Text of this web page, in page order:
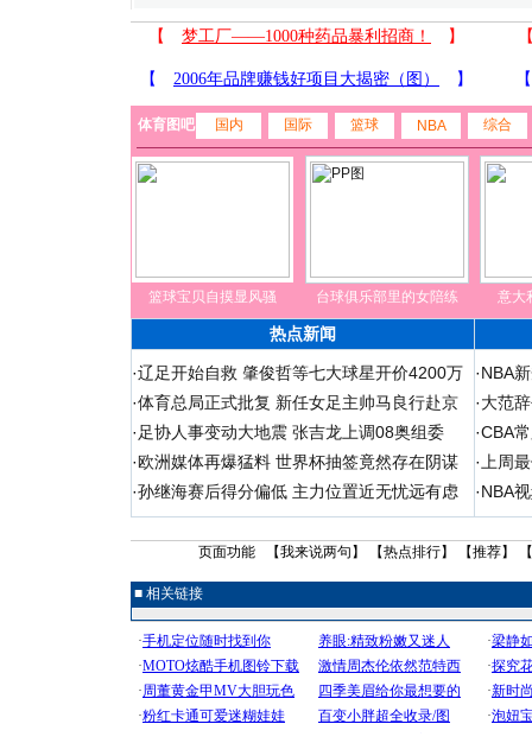
体育图吧 国内 国际 篮球 NBA 综合
篮球宝贝自摸显风骚 台球俱乐部里的女陪练 意大
热点新闻
·辽足开始自救 肇俊哲等七大球星开价4200万
·体育总局正式批复 新任女足主帅马良行赴京
· 足协人事变动大地震 张吉龙上调08奥组委
·欧洲媒体再爆猛料 世界杯抽签竟然存在阴谋
·孙继海赛后得分偏低 主力位置近无忧远有虑
·NBA
·大范
·CBA
· 上周
·NBA
页面功能 【我来说两句 】 【热点排行】 【推荐】
■ 相关链接